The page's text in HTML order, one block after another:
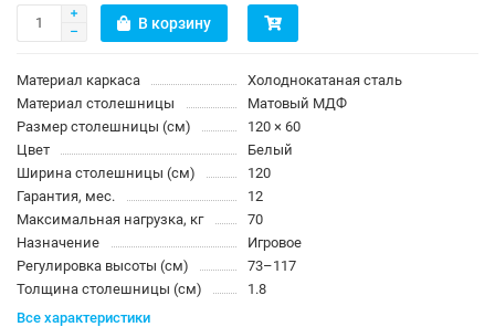
В корзину
Материал каркаса
Холоднокатаная сталь
Материал столешницы
Матовый МДФ
Размер столешницы (см)
120 × 60
Цвет
Белый
Ширина столешницы (см)
120
Гарантия, мес.
12
Максимальная нагрузка, кг
70
Назначение
Игровое
Регулировка высоты (см)
73–117
Толщина столешницы (см)
1.8
Все характеристики